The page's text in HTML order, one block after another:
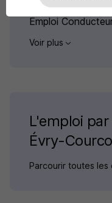
Emploi Chargé
Emploi
Voir plus
L'emploi
Évry-
Parcourir toutes